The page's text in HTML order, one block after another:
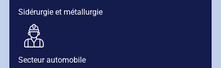
Sidérurgie et métallurgie
Secteur automobile